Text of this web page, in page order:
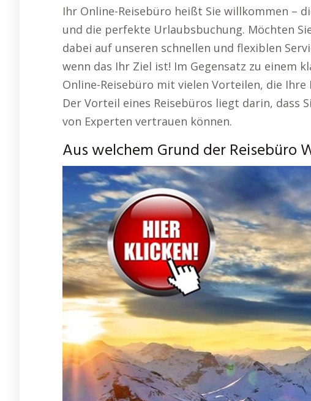
Ihr Online-Reisebüro heißt Sie willkommen –
und die perfekte Urlaubsbuchung. Möchten
dabei auf unseren schnellen und flexiblen
wenn das Ihr Ziel ist! Im Gegensatz zu einem
Online-Reisebüro mit vielen Vorteilen, die
Der Vorteil eines Reisebüros liegt darin, dass
von Experten vertrauen können.
Aus welchem Grund der Reisebüro